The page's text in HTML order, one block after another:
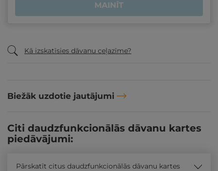
MAINĪT
Kā izskatīsies dāvanu ceļazīme?
Biežāk uzdotie jautājumi
Citi daudzfunkcionālās dāvanu kartes
piedāvājumi:
Pārskatīt citus daudzfunkcionālās dāvanu kartes